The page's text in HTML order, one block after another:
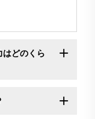
はどのくら